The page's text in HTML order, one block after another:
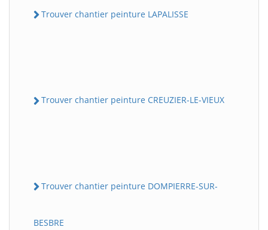
Trouver chantier peinture LAPALISSE
Trouver chantier peinture CREUZIER-LE-VIEUX
Trouver chantier peinture DOMPIERRE-SUR-
BESBRE